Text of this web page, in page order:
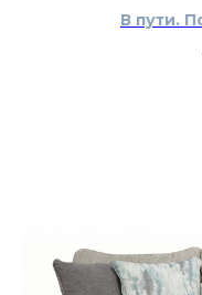
В пути.